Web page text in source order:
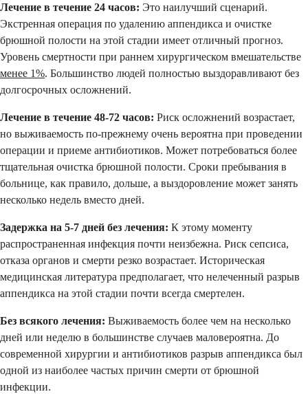
Лечение в течение 24 часов: Это наилучший сценарий.
Экстренная операция по удалению аппендикса и очистке
брюшной полости на этой стадии имеет отличный прогноз.
Уровень смертности при раннем хирургическом вмешательстве
менее 1%. Большинство людей полностью выздоравливают без
долгосрочных осложнений.
Лечение в течение 48-72 часов: Риск осложнений возрастает,
но выживаемость по-прежнему очень вероятна при проведении
операции и приеме антибиотиков. Может потребоваться более
тщательная очистка брюшной полости. Сроки пребывания в
больнице, как правило, дольше, а выздоровление может занять
несколько недель вместо дней.
Задержка на 5-7 дней без лечения: К этому моменту
распространенная инфекция почти неизбежна. Риск сепсиса,
отказа органов и смерти резко возрастает. Историческая
медицинская литература предполагает, что нелеченный разрыв
аппендикса на этой стадии почти всегда смертелен.
Без всякого лечения: Выживаемость более чем на несколько
дней или неделю в большинстве случаев маловероятна. До
современной хирургии и антибиотиков разрыв аппендикса был
одной из наиболее частых причин смерти от брюшной
инфекции.